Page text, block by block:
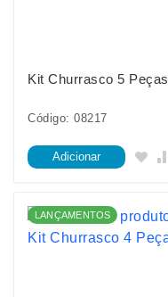
Kit Churrasco 5 Peças
Código: 08217
Adicionar
LANÇAMENTOS